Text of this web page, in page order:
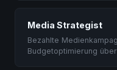
Media Strategist
Bezahlte
Budgetoptimierung